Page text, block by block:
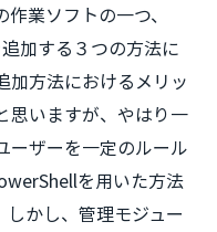
業ソフトの一つ、
加する３つの方法に
加方法におけるメリッ
思いますが、やはり一
ーザーを一定のルール
を用いた方法
かし、管理モジュー